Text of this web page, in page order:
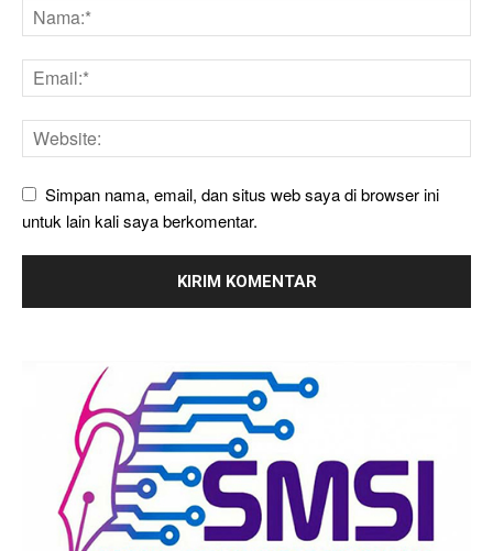
Simpan nama, email, dan situs web saya di browser ini
untuk lain kali saya berkomentar.